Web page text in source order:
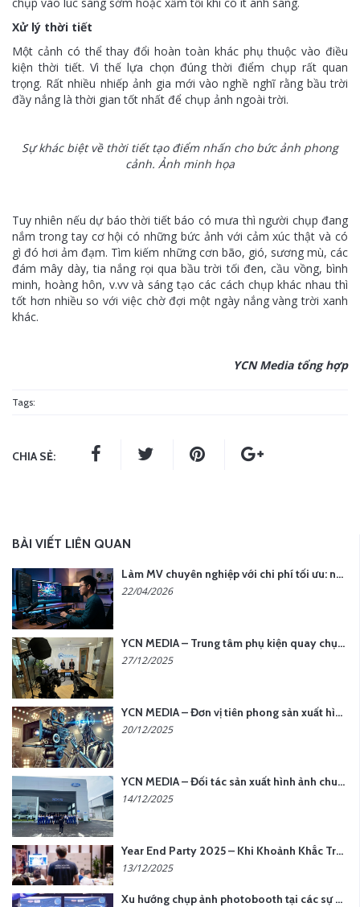
Xử lý thời tiết
Một cảnh có thể thay đổi hoàn toàn khác phụ thuộc vào điều
kiện thời tiết. Vì thế lựa chọn đúng thời điểm chụp rất quan
trọng. Rất nhiều nhiếp ảnh gia mới vào nghề nghĩ rằng bầu trời
đầy nắng là thời gian tốt nhất để chụp ảnh ngoài trời.
Sự khác biệt về thời tiết tạo điểm nhấn cho bức ảnh phong
cảnh. Ảnh minh họa
Tuy nhiên nếu dự báo thời tiết báo có mưa thì người chụp đang
nắm trong tay cơ hội có những bức ảnh với cảm xúc thật và có
gì đó hơi ảm đạm. Tìm kiếm những cơn bão, gió, sương mù, các
đám mây dày, tia nắng rọi qua bầu trời tối đen, cầu vồng, bình
minh, hoàng hôn, v.vv và sáng tạo các cách chụp khác nhau thì
tốt hơn nhiều so với việc chờ đợi một ngày nắng vàng trời xanh
khác.
YCN Media tổng hợp
Tags:
CHIA SẺ:
BÀI VIẾT LIÊN QUAN
Làm MV chuyên nghiệp với chi phí tối ưu: nên chọn quay thực tế hay video AI?
22/04/2026
YCN MEDIA – Trung tâm phụ kiện quay chụp tại Hà Nội
27/12/2025
YCN MEDIA – Đơn vị tiên phong sản xuất hình ảnh & âm thanh bằng AI tại Hà Nội
20/12/2025
YCN MEDIA – Đối tác sản xuất hình ảnh chuyên nghiệp cho doanh nghiệp tại Hà Nội
14/12/2025
Year End Party 2025 – Khi Khoảnh Khắc Trở Thành Dấu Ấn | Gói Ưu Đãi Tháng 12 Từ YCN Media
13/12/2025
Xu hướng chụp ảnh photobooth tại các sự kiện hiện nay